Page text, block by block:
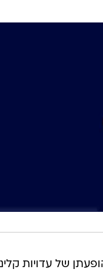
של עדויות